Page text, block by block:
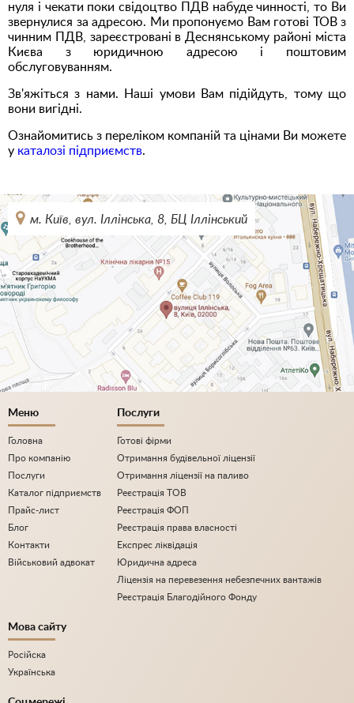
нуля і чекати поки свідоцтво ПДВ набуде чинності, то Ви
звернулися за адресою. Ми пропонуємо Вам готові ТОВ з
чинним ПДВ, зареєстровані в Деснянському районі міста
Києва з юридичною адресою і поштовим
обслуговуванням.
Зв'яжіться з нами. Наші умови Вам підійдуть, тому що
вони вигідні.
Ознайомитись з переліком компаній та цінами Ви можете
у каталозі підприємств.
м. Київ, вул. Іллінська, 8, БЦ Іллінський
Меню
Головна
Про компанію
Послуги
Каталог підприємств
Прайс-лист
Блог
Контакти
Військовий адвокат
Послуги
Готові фірми
Отримання будівельної ліцензії
Отримання ліцензії на паливо
Реєстрація ТОВ
Реєстрація ФОП
Реєстрація права власності
Експрес ліквідація
Юридична адреса
Ліцензія на перевезення небезпечних вантажів
Реєстрація Благодійного Фонду
Мова сайту
Російска
Українська